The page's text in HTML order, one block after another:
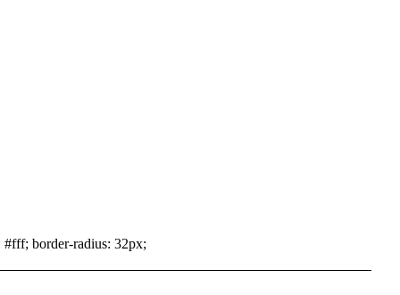
border-radius: 32px;